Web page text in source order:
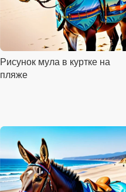
Рисунок мула в куртке на
пляже